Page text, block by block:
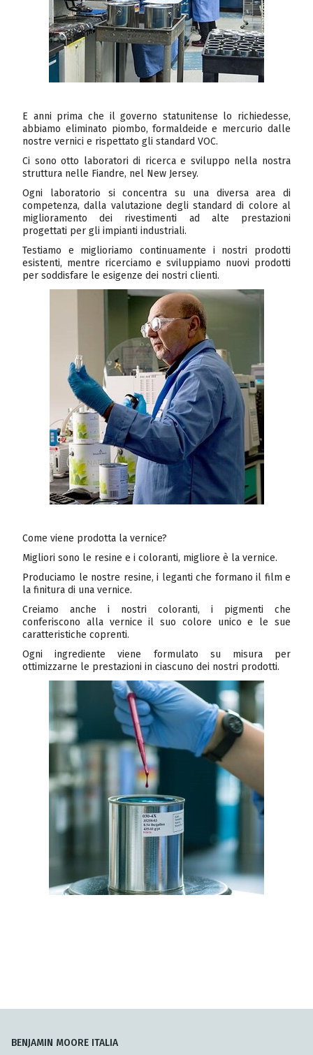
E anni prima che il governo statunitense lo richiedesse,
abbiamo eliminato piombo, formaldeide e mercurio dalle
nostre vernici e rispettato gli standard VOC.
Ci sono otto laboratori di ricerca e sviluppo nella nostra
struttura nelle Fiandre, nel New Jersey.
Ogni laboratorio si concentra su una diversa area di
competenza, dalla valutazione degli standard di colore al
miglioramento dei rivestimenti ad alte prestazioni
progettati per gli impianti industriali.
Testiamo e miglioriamo continuamente i nostri prodotti
esistenti, mentre ricerciamo e sviluppiamo nuovi prodotti
per soddisfare le esigenze dei nostri clienti.
Come viene prodotta la vernice?
Migliori sono le resine e i coloranti, migliore è la vernice.
Produciamo le nostre resine, i leganti che formano il film e
la finitura di una vernice.
Creiamo anche i nostri coloranti, i pigmenti che
conferiscono alla vernice il suo colore unico e le sue
caratteristiche coprenti.
Ogni ingrediente viene formulato su misura per
ottimizzarne le prestazioni in ciascuno dei nostri prodotti.
BENJAMIN MOORE ITALIA